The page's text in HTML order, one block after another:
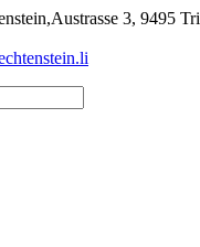
Austrasse 3, 9495